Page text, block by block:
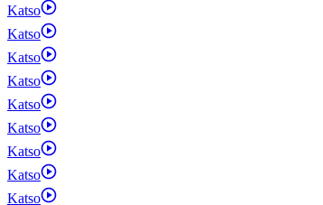
Katso
Katso
Katso
Katso
Katso
Katso
Katso
Katso
Katso